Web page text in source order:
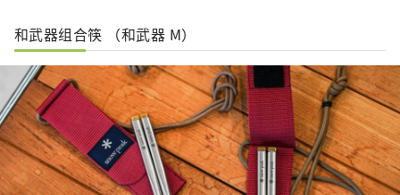
和武器组合筷 （和武器 M）